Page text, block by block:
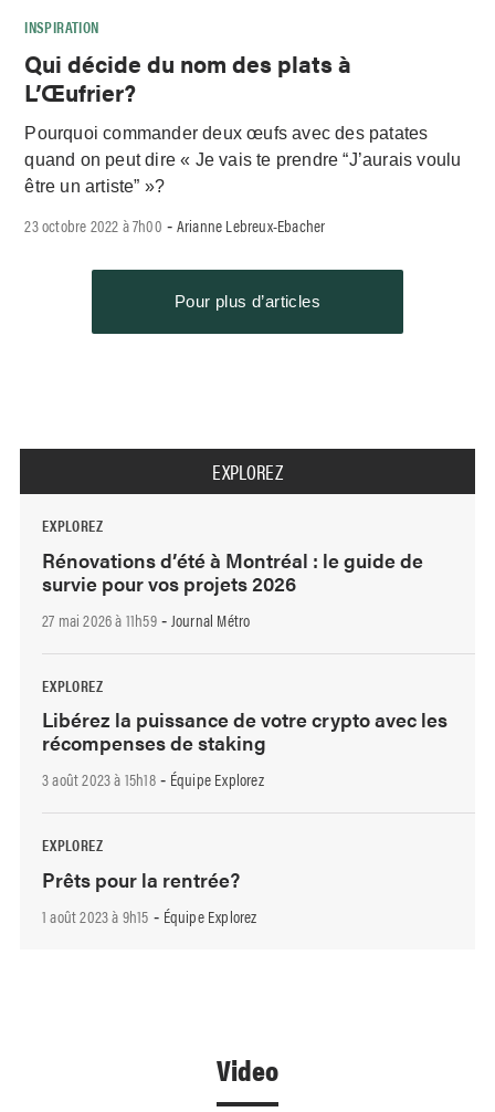
INSPIRATION
Qui décide du nom des plats à
L’Œufrier?
Pourquoi commander deux œufs avec des patates
quand on peut dire « Je vais te prendre “J’aurais voulu
être un artiste” »?
23 octobre 2022 à 7h00 - Arianne Lebreux-Ebacher
Pour plus d’articles
EXPLOREZ
EXPLOREZ
Rénovations d’été à Montréal : le guide de
survie pour vos projets 2026
27 mai 2026 à 11h59- Journal Métro
EXPLOREZ
Libérez la puissance de votre crypto avec les
récompenses de staking
3 août 2023 à 15h18- Équipe Explorez
EXPLOREZ
Prêts pour la rentrée?
1 août 2023 à 9h15 - Équipe Explorez
Video